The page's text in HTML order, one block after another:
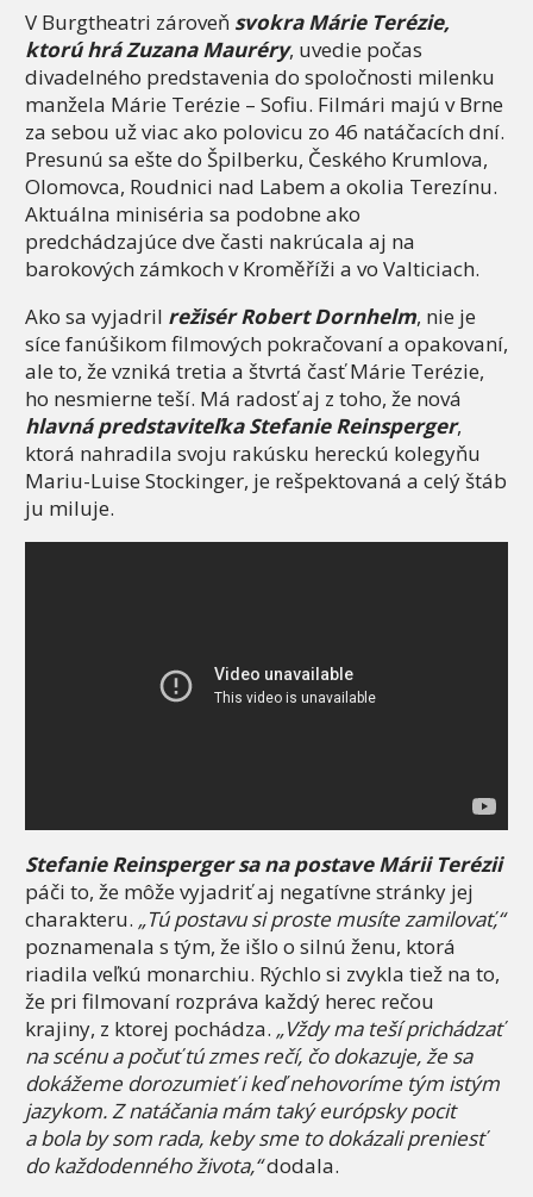
V Burgtheatri zároveň svokra Márie Terézie,
ktorú hrá Zuzana Mauréry, uvedie počas
divadelného predstavenia do spoločnosti milenku
manžela Márie Terézie – Sofiu. Filmári majú v Brne
za sebou už viac ako polovicu zo 46 natáčacích dní.
Presunú sa ešte do Špilberku, Českého Krumlova,
Olomovca, Roudnici nad Labem a okolia Terezínu.
Aktuálna miniséria sa podobne ako
predchádzajúce dve časti nakrúcala aj na
barokových zámkoch v Kroměříži a vo Valticiach.
Ako sa vyjadril režisér Robert Dornhelm, nie je
síce fanúšikom filmových pokračovaní a opakovaní,
ale to, že vzniká tretia a štvrtá časť Márie Terézie,
ho nesmierne teší. Má radosť aj z toho, že nová
hlavná predstaviteľka Stefanie Reinsperger,
ktorá nahradila svoju rakúsku hereckú kolegyňu
Mariu-Luise Stockinger, je rešpektovaná a celý štáb
ju miluje.
Stefanie Reinsperger sa na postave Márii Terézii
páči to, že môže vyjadriť aj negatívne stránky jej
charakteru. „Tú postavu si proste musíte zamilovať,“
poznamenala s tým, že išlo o silnú ženu, ktorá
riadila veľkú monarchiu. Rýchlo si zvykla tiež na to,
že pri filmovaní rozpráva každý herec rečou
krajiny, z ktorej pochádza. „Vždy ma teší prichádzať
na scénu a počuť tú zmes rečí, čo dokazuje, že sa
dokážeme dorozumieť i keď nehovoríme tým istým
jazykom. Z natáčania mám taký európsky pocit
a bola by som rada, keby sme to dokázali preniesť
do každodenného života,“dodala.